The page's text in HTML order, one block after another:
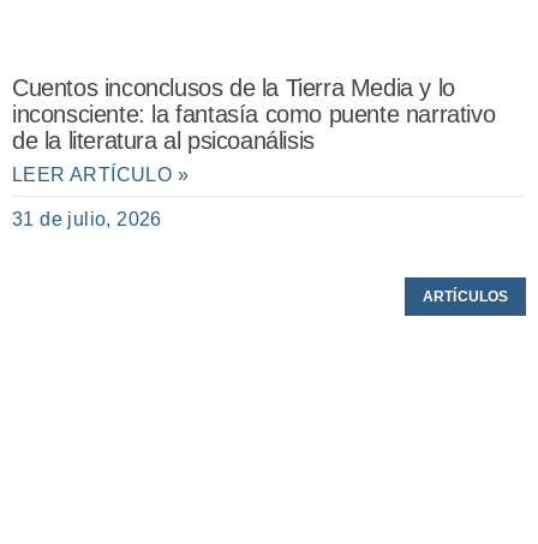
Cuentos inconclusos de la Tierra Media y lo
inconsciente: la fantasía como puente narrativo
de la literatura al psicoanálisis
LEER ARTÍCULO »
31 de julio, 2026
ARTÍCULOS